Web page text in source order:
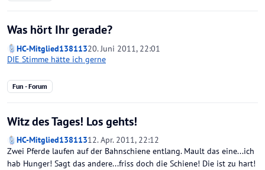
Was hört Ihr gerade?
HC-Mitglied13811320. Juni 2011, 22:01
DIE Stimme hätte ich gerne
Fun - Forum
Witz des Tages! Los gehts!
HC-Mitglied13811312. Apr. 2011, 22:12
Zwei Pferde laufen auf der Bahnschiene entlang. Mault das eine...ich
hab Hunger! Sagt das andere...friss doch die Schiene! Die ist zu hart!